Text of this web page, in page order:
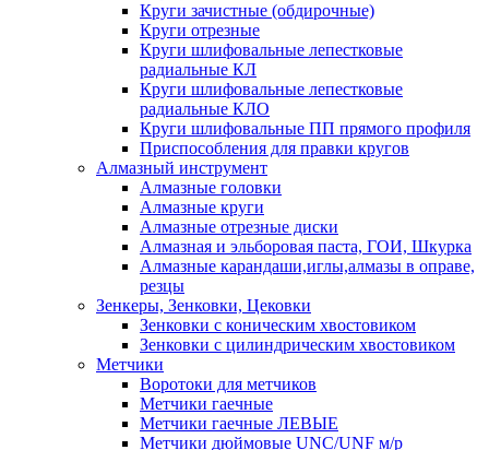
Круги зачистные (обдирочные)
Круги отрезные
Круги шлифовальные лепестковые
радиальные КЛ
Круги шлифовальные лепестковые
радиальные КЛО
Круги шлифовальные ПП прямого профиля
Приспособления для правки кругов
Алмазный инструмент
Алмазные головки
Алмазные круги
Алмазные отрезные диски
Алмазная и эльборовая паста, ГОИ, Шкурка
Алмазные карандаши,иглы,алмазы в оправе,
резцы
Зенкеры, Зенковки, Цековки
Зенковки с коническим хвостовиком
Зенковки с цилиндрическим хвостовиком
Метчики
Воротоки для метчиков
Метчики гаечные
Метчики гаечные ЛЕВЫЕ
Метчики дюймовые UNC/UNF м/р